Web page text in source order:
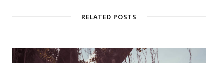
RELATED POSTS